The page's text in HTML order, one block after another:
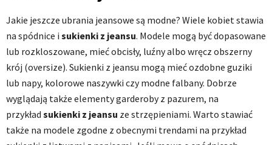
Jakie jeszcze ubrania jeansowe są modne? Wiele kobiet stawia
na spódnice i sukienki z jeansu. Modele mogą być dopasowane
lub rozkloszowane, mieć obcisły, luźny albo wręcz obszerny
krój (oversize). Sukienki z jeansu mogą mieć ozdobne guziki
lub napy, kolorowe naszywki czy modne falbany. Dobrze
wyglądają także elementy garderoby z pazurem, na
przykład sukienki z jeansu ze strzępieniami. Warto stawiać
także na modele zgodne z obecnymi trendami na przykład